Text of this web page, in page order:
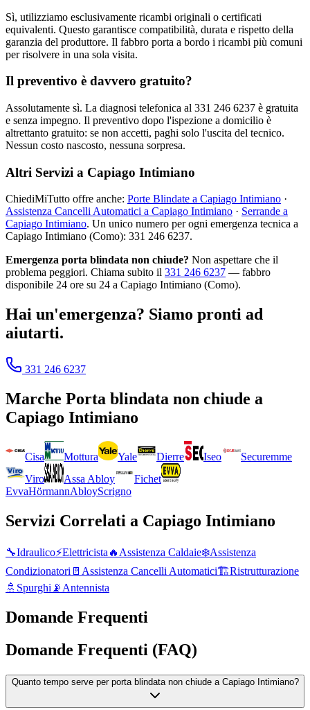
Sì, utilizziamo esclusivamente ricambi originali o certificati
equivalenti. Questo garantisce compatibilità, durata e rispetto della
garanzia del produttore. Il fabbro porta a bordo i ricambi più comuni
per risolvere in una sola visita.
Il preventivo è davvero gratuito?
Assolutamente sì. La diagnosi telefonica al 331 246 6237 è gratuita
e senza impegno. Il preventivo dopo l'ispezione a domicilio è
altrettanto gratuito: se non accetti, paghi solo l'uscita del tecnico.
Nessun costo nascosto, nessuna sorpresa.
Altri Servizi a Capiago Intimiano
ChiediMiTutto offre anche: Porte Blindate a Capiago Intimiano ·
Assistenza Cancelli Automatici a Capiago Intimiano · Serrande a
Capiago Intimiano. Un unico numero per ogni emergenza tecnica a
Capiago Intimiano (Como): 331 246 6237.
Emergenza porta blindata non chiude? Non aspettare che il
problema peggiori. Chiama subito il 331 246 6237 — fabbro
disponibile 24 ore su 24 a Capiago Intimiano (Como).
Hai un'emergenza? Siamo pronti ad
aiutarti.
331 246 6237
Marche Porta blindata non chiude a
Capiago Intimiano
Cisa Mottura Yale Dierre Iseo
Securemme
Viro
Assa Abloy
Fichet
EvvaHörmannAbloyScrigno
Servizi Correlati a Capiago Intimiano
🔧Idraulico⚡Elettricista 🔥 Assistenza Caldaie❄️Assistenza
Condizionatori 🚪 Assistenza Cancelli Automatici🏗️Ristrutturazione
🚿 Spurghi 📡 Antennista
Domande Frequenti
Domande Frequenti (FAQ)
Quanto tempo serve per porta blindata non chiude a Capiago Intimiano?